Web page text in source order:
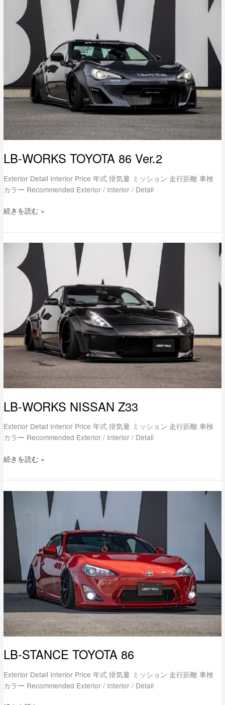
LB-WORKS TOYOTA 86 Ver.2
Exterior Detail Interior Price 年式 排気量 ミッション 走行距離 車検
カラー Recommended Exterior / Interior / Detail
WORKS
TOYOTA
続きを読む »
LB-WORKS NISSAN Z33
Exterior Detail Interior Price 年式 排気量 ミッション 走行距離 車検
カラー Recommended Exterior / Interior / Detail
WORKS
NISSAN
続きを読む »
LB-STANCE TOYOTA 86
Exterior Detail Interior Price 年式 排気量 ミッション 走行距離 車検
カラー Recommended Exterior / Interior / Detail
LB-
STANCE
TOYOTA